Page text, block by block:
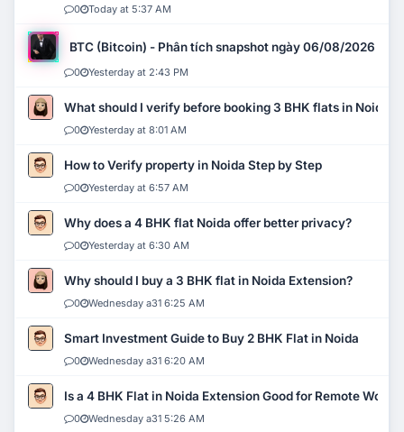
0 Today at 5:37 AM
BTC (Bitcoin) - Phân tích snapshot ngày 06/08/2026
0 Yesterday at 2:43 PM
What should I verify before booking 3 BHK flats in Noida?
0 Yesterday at 8:01 AM
How to Verify property in Noida Step by Step
0 Yesterday at 6:57 AM
Why does a 4 BHK flat Noida offer better privacy?
0 Yesterday at 6:30 AM
Why should I buy a 3 BHK flat in Noida Extension?
0 Wednesday a31 6:25 AM
Smart Investment Guide to Buy 2 BHK Flat in Noida
0 Wednesday a31 6:20 AM
Is a 4 BHK Flat in Noida Extension Good for Remote Work?
0 Wednesday a31 5:26 AM